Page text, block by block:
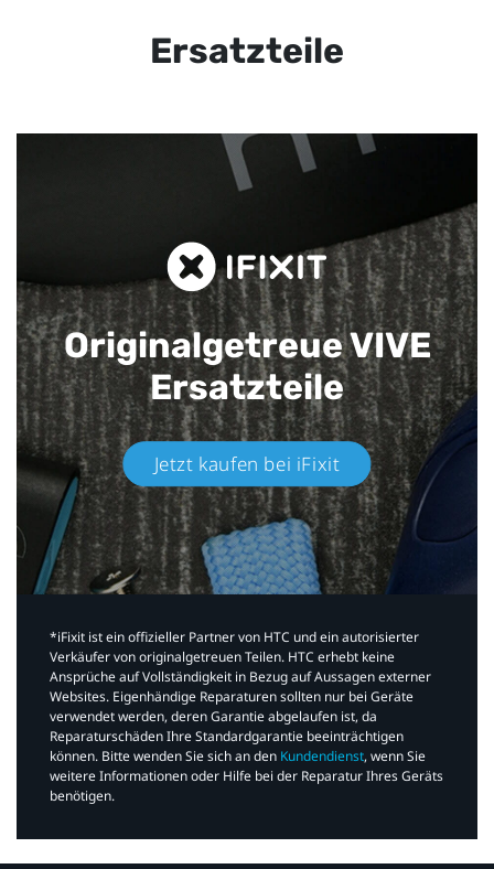
Ersatzteile
Originalgetreue VIVE
Ersatzteile
Jetzt kaufen bei iFixit​
*iFixit ist ein offizieller Partner von HTC und ein autorisierter
Verkäufer von originalgetreuen Teilen. HTC erhebt keine
Ansprüche auf Vollständigkeit in Bezug auf Aussagen externer
Websites. Eigenhändige Reparaturen sollten nur bei Geräte
verwendet werden, deren Garantie abgelaufen ist, da
Reparaturschäden Ihre Standardgarantie beeinträchtigen
können. Bitte wenden Sie sich an den Kundendienst, wenn Sie
weitere Informationen oder Hilfe bei der Reparatur Ihres Geräts
benötigen.​